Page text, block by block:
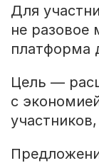
Для
не разовое
платформа
Цель —
с